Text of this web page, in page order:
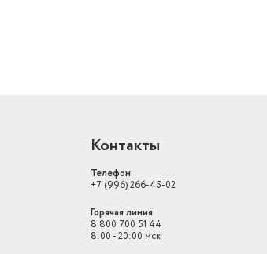
Контакты
Телефон
+7 (996) 266-45-02
Горячая линия
8 800 700 51 44
8:00 - 20:00 мск